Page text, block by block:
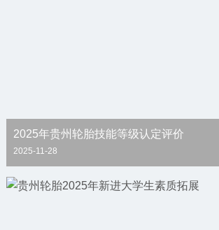
2025年贵州轮胎技能等级认定评价
2025-11-28